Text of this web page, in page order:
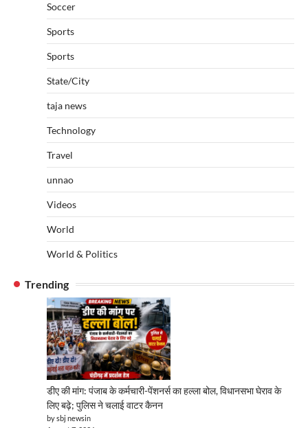
Soccer
Sports
Sports
State/City
taja news
Technology
Travel
unnao
Videos
World
World & Politics
Trending
डीए की मांग: पंजाब के कर्मचारी-पेंशनर्स का हल्ला बोल, विधानसभा घेराव के
लिए बढ़े; पुलिस ने चलाई वाटर कैनन
by sbj newsin